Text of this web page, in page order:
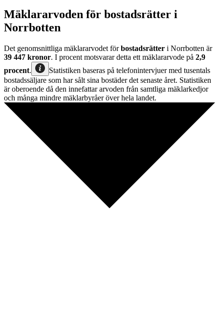
Mäklararvoden för bostadsrätter i
Norrbotten
Det genomsnittliga mäklararvodet förbostadsrätter i Norrbotten är
39 447 kronor. I procent motsvarar detta ett mäklararvode på 2,9
procent.
Statistiken baseras på telefonintervjuer med tusentals
bostadssäljare som har sålt sina bostäder det senaste året. Statistiken
är oberoende då den innefattar arvoden från samtliga mäklarkedjor
och många mindre mäklarbyråer över hela landet.